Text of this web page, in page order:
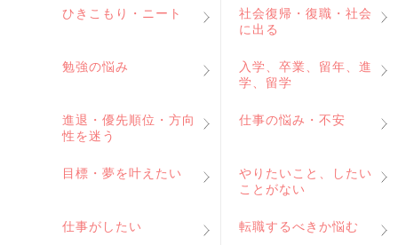
ひきこもり・ニート
社会復帰・復職・社会
に出る
勉強の悩み
入学、卒業、留年、進
学、留学
進退・優先順位・方向
性を迷う
仕事の悩み・不安
目標・夢を叶えたい
やりたいこと、したい
ことがない
仕事がしたい 転職するべきか悩む